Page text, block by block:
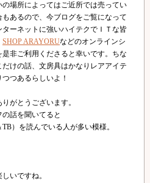
の場所によってはご近所では売ってい
もあるので、今ブログをご覧になって
ターネットに強いハイテクでＩＴな皆
SHOP ARAYORUなどのオンラインシ
是非ご利用くださると幸いです。ちな
だけの話、文房具はかなりレアアイテ
つあるらしいよ！
がとうございます。
話を聞いてると
）を読んでいる人が多い模様。
いですね。